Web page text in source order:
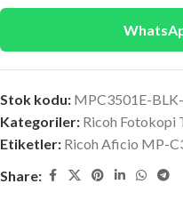
Stok kodu: MPC3501E-
Kategoriler: Ricoh Fotokopi
Etiketler: Ricoh Aficio MP-
Share: